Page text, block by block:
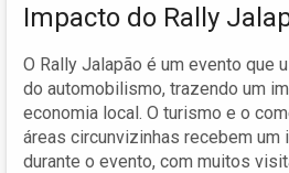
Impacto do Rally
O Rally Jalapão é um evento que
do automobilismo, trazendo um
economia local. O turismo e o
áreas circunvizinhas recebem
durante o evento, com muitos